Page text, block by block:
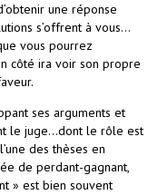
une réponse
s’offrent à vous…
vous pourrez
côté ira voir son propre
ses arguments et
le juge…dont le rôle est
des thèses en
de perdant-gagnant,
» est bien souvent